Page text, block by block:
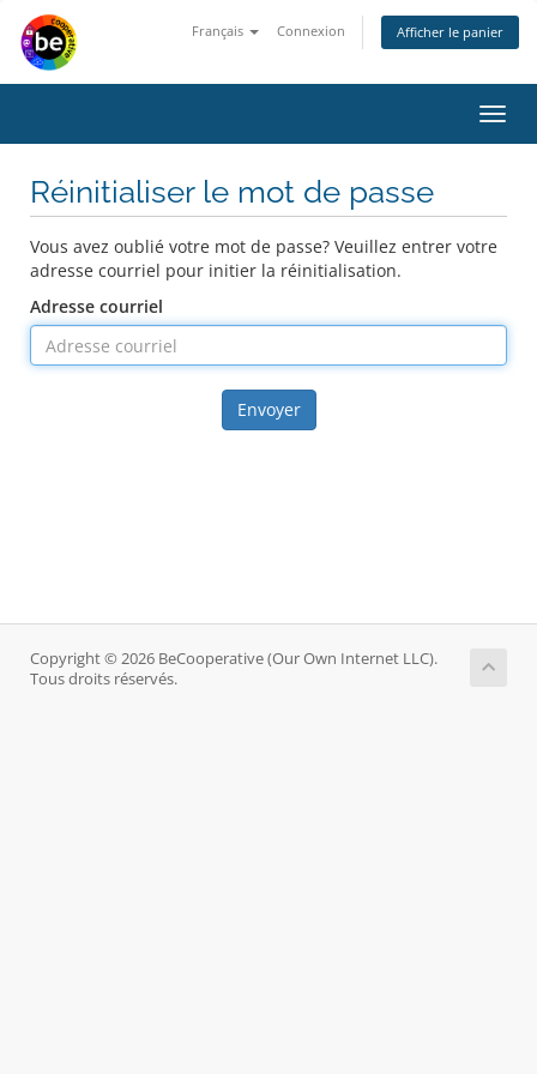
Français Connexion Afficher le panier
la
Réinitialiser le mot de passe
Vous avez oublié votre mot de passe? Veuillez entrer votre
adresse courriel pour initier la réinitialisation.
Adresse courriel
Envoyer
Copyright © 2026 BeCooperative (Our Own Internet LLC).
Tous droits réservés.